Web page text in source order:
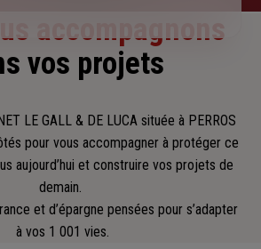
accompagnons
vos projets
LE GALL & DE LUCA située à PERROS
pour vous accompagner à protéger ce
aujourd’hui et construire vos projets de
demain.
et d’épargne pensées pour s’adapter
à vos 1 001 vies.